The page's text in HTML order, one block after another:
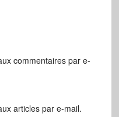
commentaires par e-
articles par e-mail.